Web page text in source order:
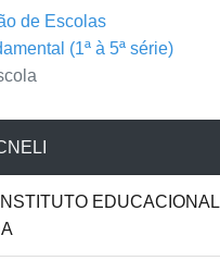
de Escolas
(1ª à 5ª série)
EDUCACIONAL